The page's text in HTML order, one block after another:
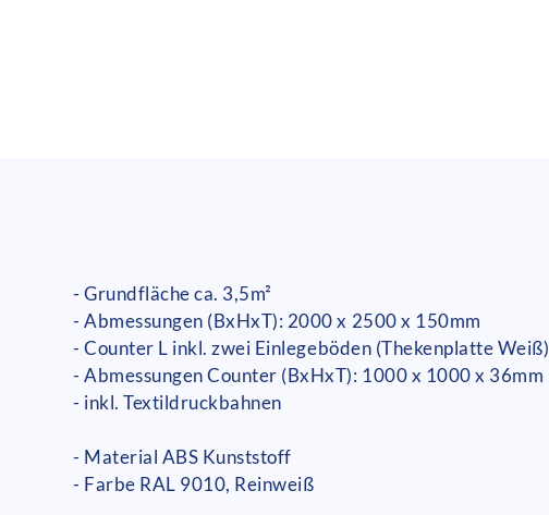
- Grundfläche ca. 3,5m²
- Abmessungen (BxHxT): 2000 x 2500 x 150mm
- Counter L inkl. zwei Einlegeböden (Thekenplatte Weiß)
- Abmessungen Counter (BxHxT): 1000 x 1000 x 36mm
- inkl. Textildruckbahnen
- Material ABS Kunststoff
- Farbe RAL 9010, Reinweiß